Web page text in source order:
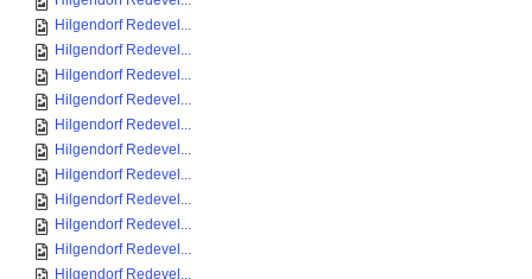
Hilgendorf Redevel...
Hilgendorf Redevel...
Hilgendorf Redevel...
Hilgendorf Redevel...
Hilgendorf Redevel...
Hilgendorf Redevel...
Hilgendorf Redevel...
Hilgendorf Redevel...
Hilgendorf Redevel...
Hilgendorf Redevel...
Hilgendorf Redevel...